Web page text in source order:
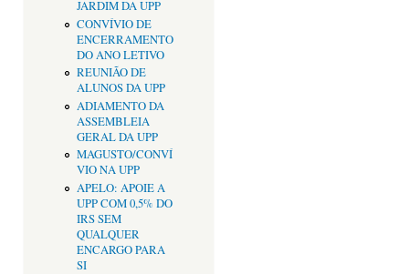
JARDIM DA UPP
CONVÍVIO DE
ENCERRAMENTO
DO ANO LETIVO
REUNIÃO DE
ALUNOS DA UPP
ADIAMENTO DA
ASSEMBLEIA
GERAL DA UPP
MAGUSTO/CONVÍ
VIO NA UPP
APELO: APOIE A
UPP COM 0,5% DO
IRS SEM
QUALQUER
ENCARGO PARA
SI